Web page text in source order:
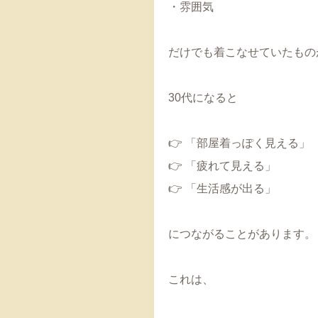
・雰囲気
だけでも着こなせていたも
30代になると
👉 「部屋着っぽく見える」
👉 「疲れて見える」
👉 「生活感が出る」
につながることがあります。
これは、